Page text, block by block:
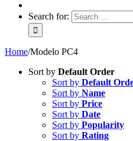
Search for:
Home/Modelo PC4
Sort by Default Order
Sort by Default
Sort by Name
Sort by Price
Sort by Date
Sort by Popularity
Sort by Rating